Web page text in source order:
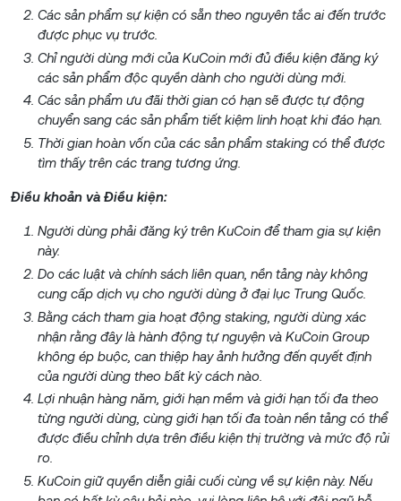
Các sản phẩm sự kiện có sẵn theo nguyên tắc ai đến trước
được phục vụ trước.
Chỉ người dùng mới của KuCoin mới đủ điều kiện đăng ký
các sản phẩm độc quyền dành cho người dùng mới.
Các sản phẩm ưu đãi thời gian có hạn sẽ được tự động
chuyển sang các sản phẩm tiết kiệm linh hoạt khi đáo hạn.
Thời gian hoàn vốn của các sản phẩm staking có thể được
tìm thấy trên các trang tương ứng.
Điều khoản và Điều kiện:
Người dùng phải đăng ký trên KuCoin để tham gia sự kiện
này.
Do các luật và chính sách liên quan, nền tảng này không
cung cấp dịch vụ cho người dùng ở đại lục Trung Quốc.
Bằng cách tham gia hoạt động staking, người dùng xác
nhận rằng đây là hành động tự nguyện và KuCoin Group
không ép buộc, can thiệp hay ảnh hưởng đến quyết định
của người dùng theo bất kỳ cách nào.
Lợi nhuận hàng năm, giới hạn mềm và giới hạn tối đa theo
từng người dùng, cùng giới hạn tối đa toàn nền tảng có thể
được điều chỉnh dựa trên điều kiện thị trường và mức độ rủi
ro.
KuCoin giữ quyền diễn giải cuối cùng về sự kiện này. Nếu